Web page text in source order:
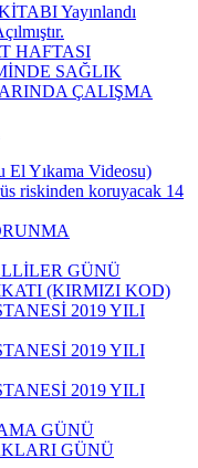
Yayınlandı
HAFTASI
SAĞLIK
ÇALIŞMA
El Yıkama Videosu)
riskinden koruyacak 14
GÜNÜ
(KIRMIZI KOD)
2019 YILI
2019 YILI
2019 YILI
GÜNÜ
GÜNÜ